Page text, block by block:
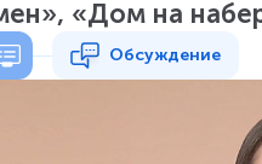
«Дом на
Обсуждение